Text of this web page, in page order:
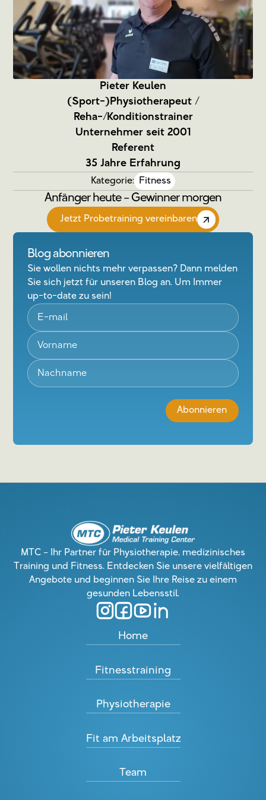
Pieter Keulen
(Sport-)Physiotherapeut /
Reha-/Konditionstrainer
Unternehmer seit 2001
Referent
35 Jahre Erfahrung
Kategorie: Fitness
Anfänger heute – Gewinner morgen
Jetzt Probetraining vereinbaren
Blog abonnieren
Sie wollen nichts mehr verpassen? Dann melden
Sie sich jetzt für unseren Blog an. Um Immer
up-to-date zu sein!
MTC – Ihr Partner für Physiotherapie, medizinisches
Training und Fitness. Entdecken Sie unsere vielfältigen
Angebote und beginnen Sie Ihre Reise zu einem
gesunden Lebensstil.
Home
Fitnesstraining
Physiotherapie
Fit am Arbeitsplatz
Team